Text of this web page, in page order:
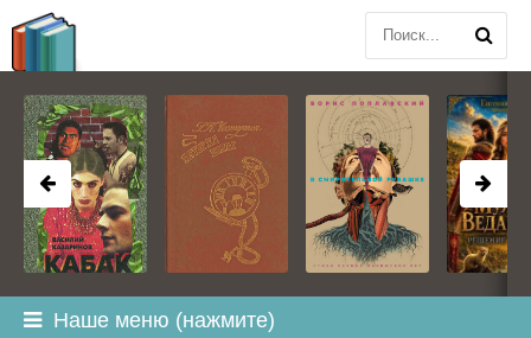
Наше меню (нажмите)
BOOKPLANETA.COM